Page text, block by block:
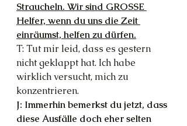
Straucheln. Wir sind GROSSE
Helfer, wenn du uns die Zeit
einräumst, helfen zu dürfen.
T: Tut mir leid, dass es gestern
nicht geklappt hat. Ich habe
wirklich versucht, mich zu
konzentrieren.
J: Immerhin bemerkst du jetzt, dass
diese Ausfälle doch eher selten